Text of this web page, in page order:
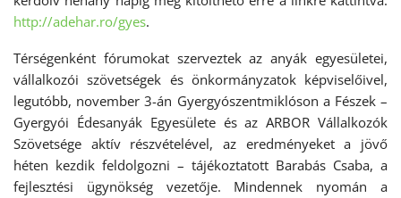
http://adehar.ro/gyes.
Térségenként fórumokat szerveztek az anyák egyesületei,
vállalkozói szövetségek és önkormányzatok képviselőivel,
legutóbb, november 3-án Gyergyószentmiklóson a Fészek –
Gyergyói Édesanyák Egyesülete és az ARBOR Vállalkozók
Szövetsége aktív részvételével, az eredményeket a jövő
héten kezdik feldolgozni – tájékoztatott Barabás Csaba, a
fejlesztési ügynökség vezetője. Mindennek nyomán a